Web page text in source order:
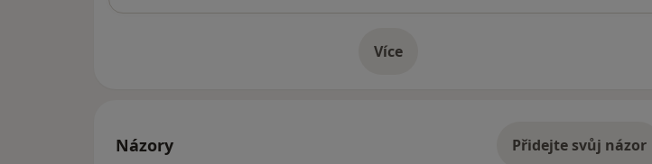
Víceo adrese
Názory Přidejte svůj názor